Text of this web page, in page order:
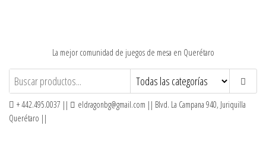
La mejor comunidad de juegos de mesa en Querétaro
+ 442.495.0037 ||
eldragonbg@gmail.com || Blvd. La Campana 940, Juriquilla
Querétaro ||